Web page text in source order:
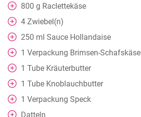
800 g Raclettekäse
4 Zwiebel(n)
250 ml Sauce Hollandaise
1 Verpackung Brimsen-Schafskäse
1 Tube Kräuterbutter
1 Tube Knoblauchbutter
1 Verpackung Speck
Datteln